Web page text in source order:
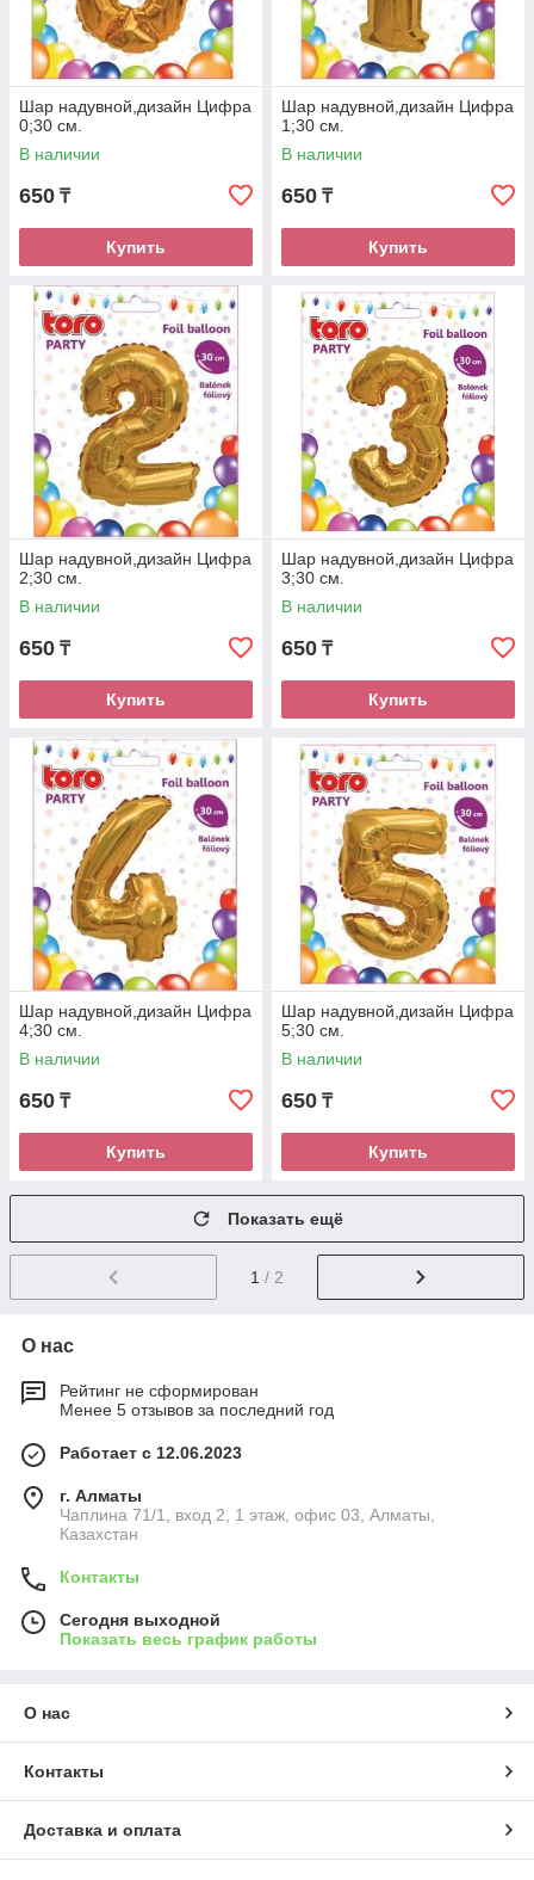
Шар надувной,дизайн Цифра
0;30 см.
В наличии
650 ₸
Купить
Шар надувной,дизайн Цифра
1;30 см.
В наличии
650 ₸
Купить
Шар надувной,дизайн Цифра
2;30 см.
В наличии
650 ₸
Купить
Шар надувной,дизайн Цифра
3;30 см.
В наличии
650 ₸
Купить
Шар надувной,дизайн Цифра
4;30 см.
В наличии
650 ₸
Купить
Шар надувной,дизайн Цифра
5;30 см.
В наличии
650 ₸
Купить
Показать ещё
1 / 2
О нас
Рейтинг не сформирован
Менее 5 отзывов за последний год
Работает с 12.06.2023
г. Алматы
Чаплина 71/1, вход 2, 1 этаж, офис 03, Алматы,
Казахстан
Контакты
Сегодня выходной
Показать весь график работы
О нас
Контакты
Доставка и оплата